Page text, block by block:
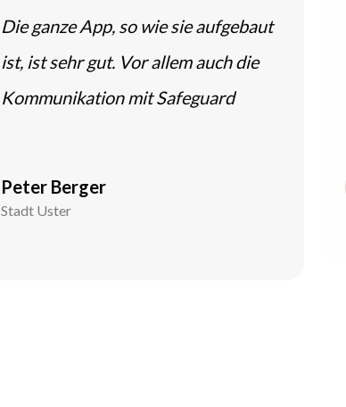
Die ganze App, so wie sie aufgebaut
ist, ist sehr gut. Vor allem auch die
Kommunikation mit Safeguard
Peter Berger
Stadt Uster